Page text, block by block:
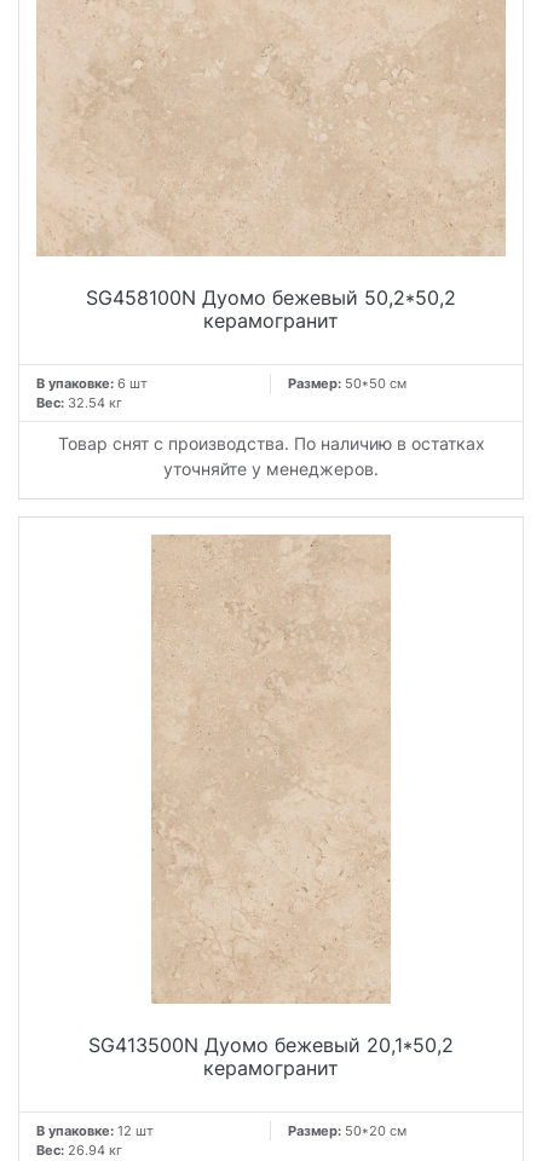
SG458100N Дуомо бежевый 50,2*50,2
керамогранит
В упаковке: 6 шт Размер: 50*50 см
Вес: 32.54 кг
Товар снят с производства. По наличию в остатках
уточняйте у менеджеров.
SG413500N Дуомо бежевый 20,1*50,2
керамогранит
В упаковке: 12 шт Размер: 50*20 см
Вес: 26.94 кг